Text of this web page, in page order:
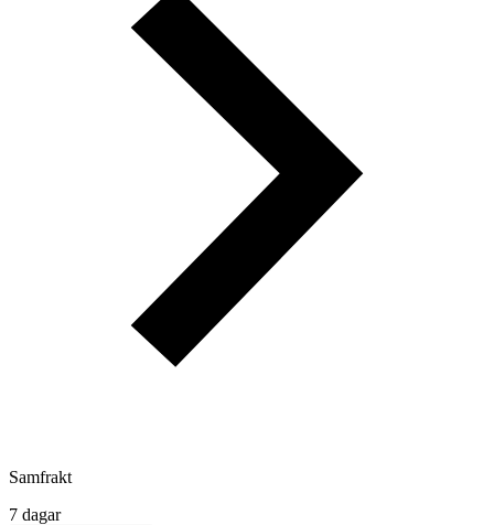
Samfrakt
7 dagar